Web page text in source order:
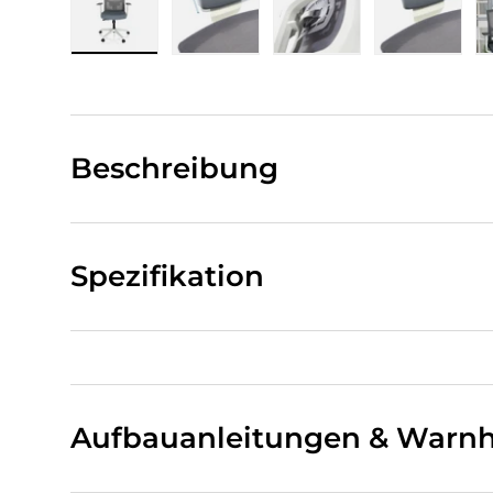
Beschreibung
Spezifikation
Aufbauanleitungen &